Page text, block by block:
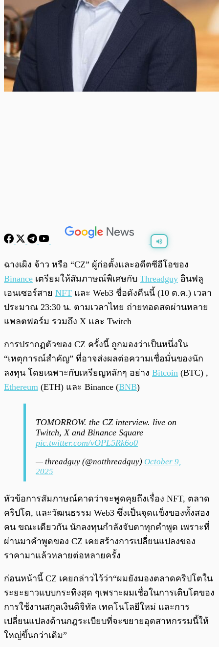
พร้อมเล่น 0:00
ฉางเผิง จ้าว หรือ “CZ” ผู้ก่อตั้งและอดีตซีอีโอของ
Binance เตรียมให้สัมภาษณ์พิเศษกับ Threadguy อินฟลู
เอนเซอร์สาย NFT และ Web3 ชื่อดังคืนนี้ (10 ต.ค.) เวลา
ประมาณ 23:30 น. ตามเวลาไทย ถ่ายทอดสดผ่านหลาย
แพลตฟอร์ม รวมถึง X และ Twitch
การปรากฏตัวของ CZ ครั้งนี้ ถูกมองว่าเป็นหนึ่งใน
“เหตุการณ์สำคัญ” ที่อาจส่งผลต่อความเชื่อมั่นของนัก
ลงทุน โดยเฉพาะกับเหรียญหลักๆ อย่าง Bitcoin (BTC) ,
Ethereum (ETH) และ Binance (BNB)
TOMORROW. the CZ interview. live on
Twitch, X and Binance Square
pic.twitter.com/vOPL5Rk6o0
— threadguy (@notthreadguy) October 9,
2025
หัวข้อการสัมภาษณ์คาดว่าจะพูดคุยถึงเรื่อง NFT, ตลาด
คริปโต, และวัฒนธรรม Web3 ซึ่งเป็นจุดแข็งของทั้งสอง
คน ขณะเดียวกัน นักลงทุนกำลังจับตาทุกคำพูด เพราะที่
ผ่านมาคำพูดของ CZ เคยสร้างการเปลี่ยนแปลงของ
ราคามาแล้วหลายต่อหลายครั้ง
ก่อนหน้านี้ CZ เคยกล่าวไว้ว่า“ผมยังมองตลาดคริปโตใน
ระยะยาวแบบกระทิงสุด ๆเพราะผมเชื่อในการเติบโตของ
การใช้งานสกุลเงินดิจิทัล เทคโนโลยีใหม่ และการ
เปลี่ยนแปลงด้านกฎระเบียบที่จะขยายอุตสาหกรรมนี้ให้
ใหญ่ขึ้นกว่าเดิม”